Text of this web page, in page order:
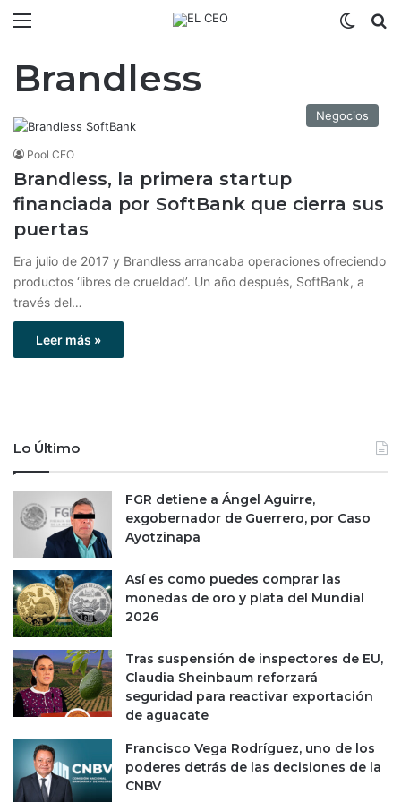
Brandless
Negocios
Pool CEO
Brandless, la primera startup
financiada por SoftBank que cierra sus
puertas
Era julio de 2017 y Brandless arrancaba operaciones ofreciendo
productos ‘libres de crueldad’. Un año después, SoftBank, a
través del…
Leer más »
Lo Último
FGR detiene a Ángel Aguirre,
exgobernador de Guerrero, por Caso
Ayotzinapa
Así es como puedes comprar las
monedas de oro y plata del Mundial
2026
Tras suspensión de inspectores de EU,
Claudia Sheinbaum reforzará
seguridad para reactivar exportación
de aguacate
Francisco Vega Rodríguez, uno de los
poderes detrás de las decisiones de la
CNBV